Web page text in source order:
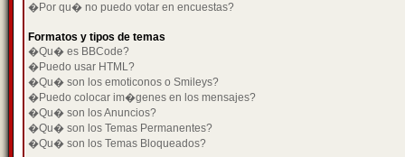
�Por qu� no puedo votar en encuestas?
Formatos y tipos de temas
�Qu� es BBCode?
�Puedo usar HTML?
�Qu� son los emoticonos o Smileys?
�Puedo colocar im�genes en los mensajes?
�Qu� son los Anuncios?
�Qu� son los Temas Permanentes?
�Qu� son los Temas Bloqueados?